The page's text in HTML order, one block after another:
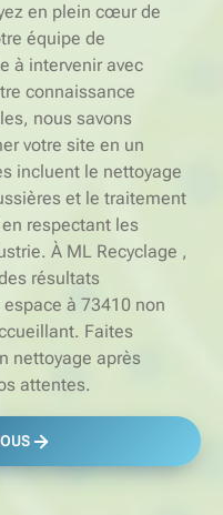
en plein cœur de
équipe de
à intervenir avec
connaissance
nous savons
votre site en un
incluent le nettoyage
et le traitement
respectant les
À ML Recyclage ,
résultats
à 73410 non
Faites
nettoyage après
attentes.